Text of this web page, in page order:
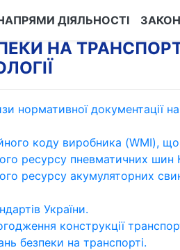
ДІЯЛЬНОСТІ
НА
нормативної документації
коду виробника (WMI),
ресурсу пневматичних шин
ресурсу акумуляторних
України.
конструкції
безпеки на транспорті.